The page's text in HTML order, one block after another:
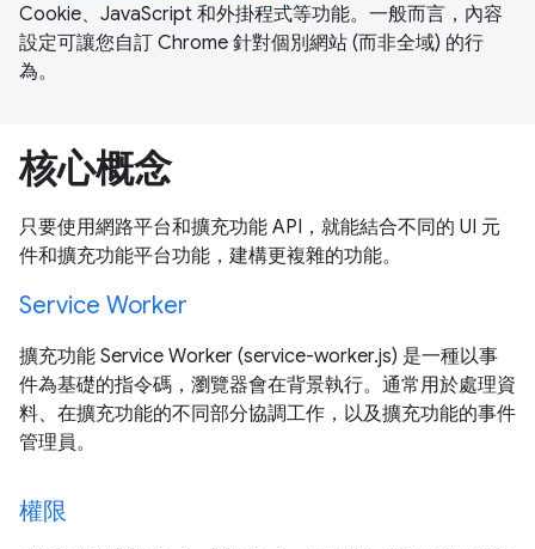
Cookie、JavaScript 和外掛程式等功能。一般而言，內容
設定可讓您自訂 Chrome 針對個別網站 (而非全域) 的行
為。
核心概念
只要使用網路平台和擴充功能 API，就能結合不同的 UI 元
件和擴充功能平台功能，建構更複雜的功能。
Service Worker
擴充功能 Service Worker (service-worker.js) 是一種以事
件為基礎的指令碼，瀏覽器會在背景執行。通常用於處理資
料、在擴充功能的不同部分協調工作，以及擴充功能的事件
管理員。
權限